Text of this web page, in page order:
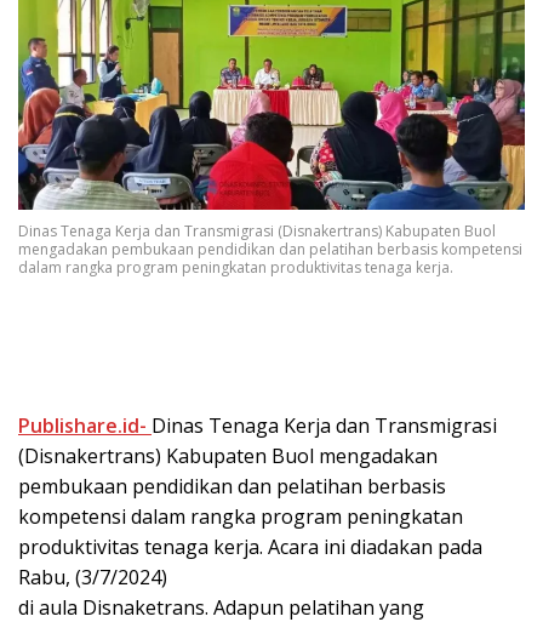
Dinas Tenaga Kerja dan Transmigrasi (Disnakertrans) Kabupaten Buol
mengadakan pembukaan pendidikan dan pelatihan berbasis kompetensi
dalam rangka program peningkatan produktivitas tenaga kerja.
Publishare.id- Dinas Tenaga Kerja dan Transmigrasi
(Disnakertrans) Kabupaten Buol mengadakan
pembukaan pendidikan dan pelatihan berbasis
kompetensi dalam rangka program peningkatan
produktivitas tenaga kerja. Acara ini diadakan pada
Rabu, (3/7/2024)
di aula Disnaketrans. Adapun pelatihan yang